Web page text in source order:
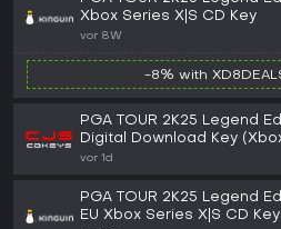
Xbox Series X|S CD Key
vor 8W
-8% with
PGA TOUR 2K25 Legend
Digital Download Key
Series X|S): Europe
vor 1d
PGA TOUR 2K25 Legend
EU Xbox Series X|S CD Key